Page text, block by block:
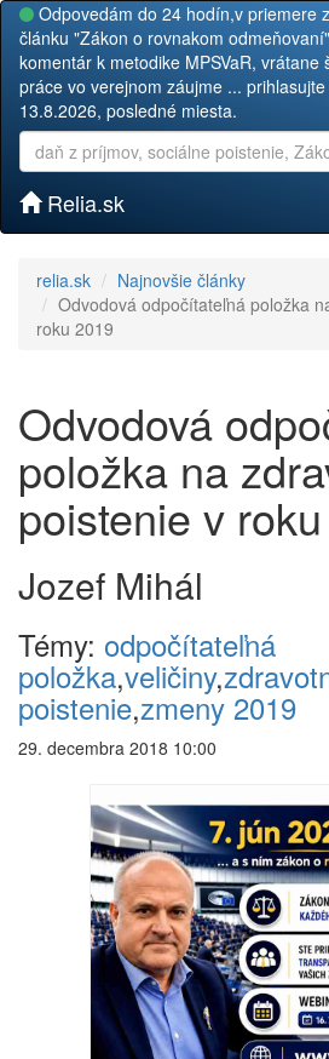
Odpovedám do 24 hodín,v priemere
článku "Zákon o rovnakom
komentár k metodike MPSVaR, vrátane
práce vo verejnom záujme ...
13.8.2026, posledné miesta.
Relia.sk
relia.sk
Najnovšie články
Odvodová odpočítateľná položka
roku 2019
Odvodová
položka na
poistenie v
Jozef Mihál
Témy: odpočítateľná
položka,veličiny,
poistenie,zmeny 2019
29. decembra 2018 10:00